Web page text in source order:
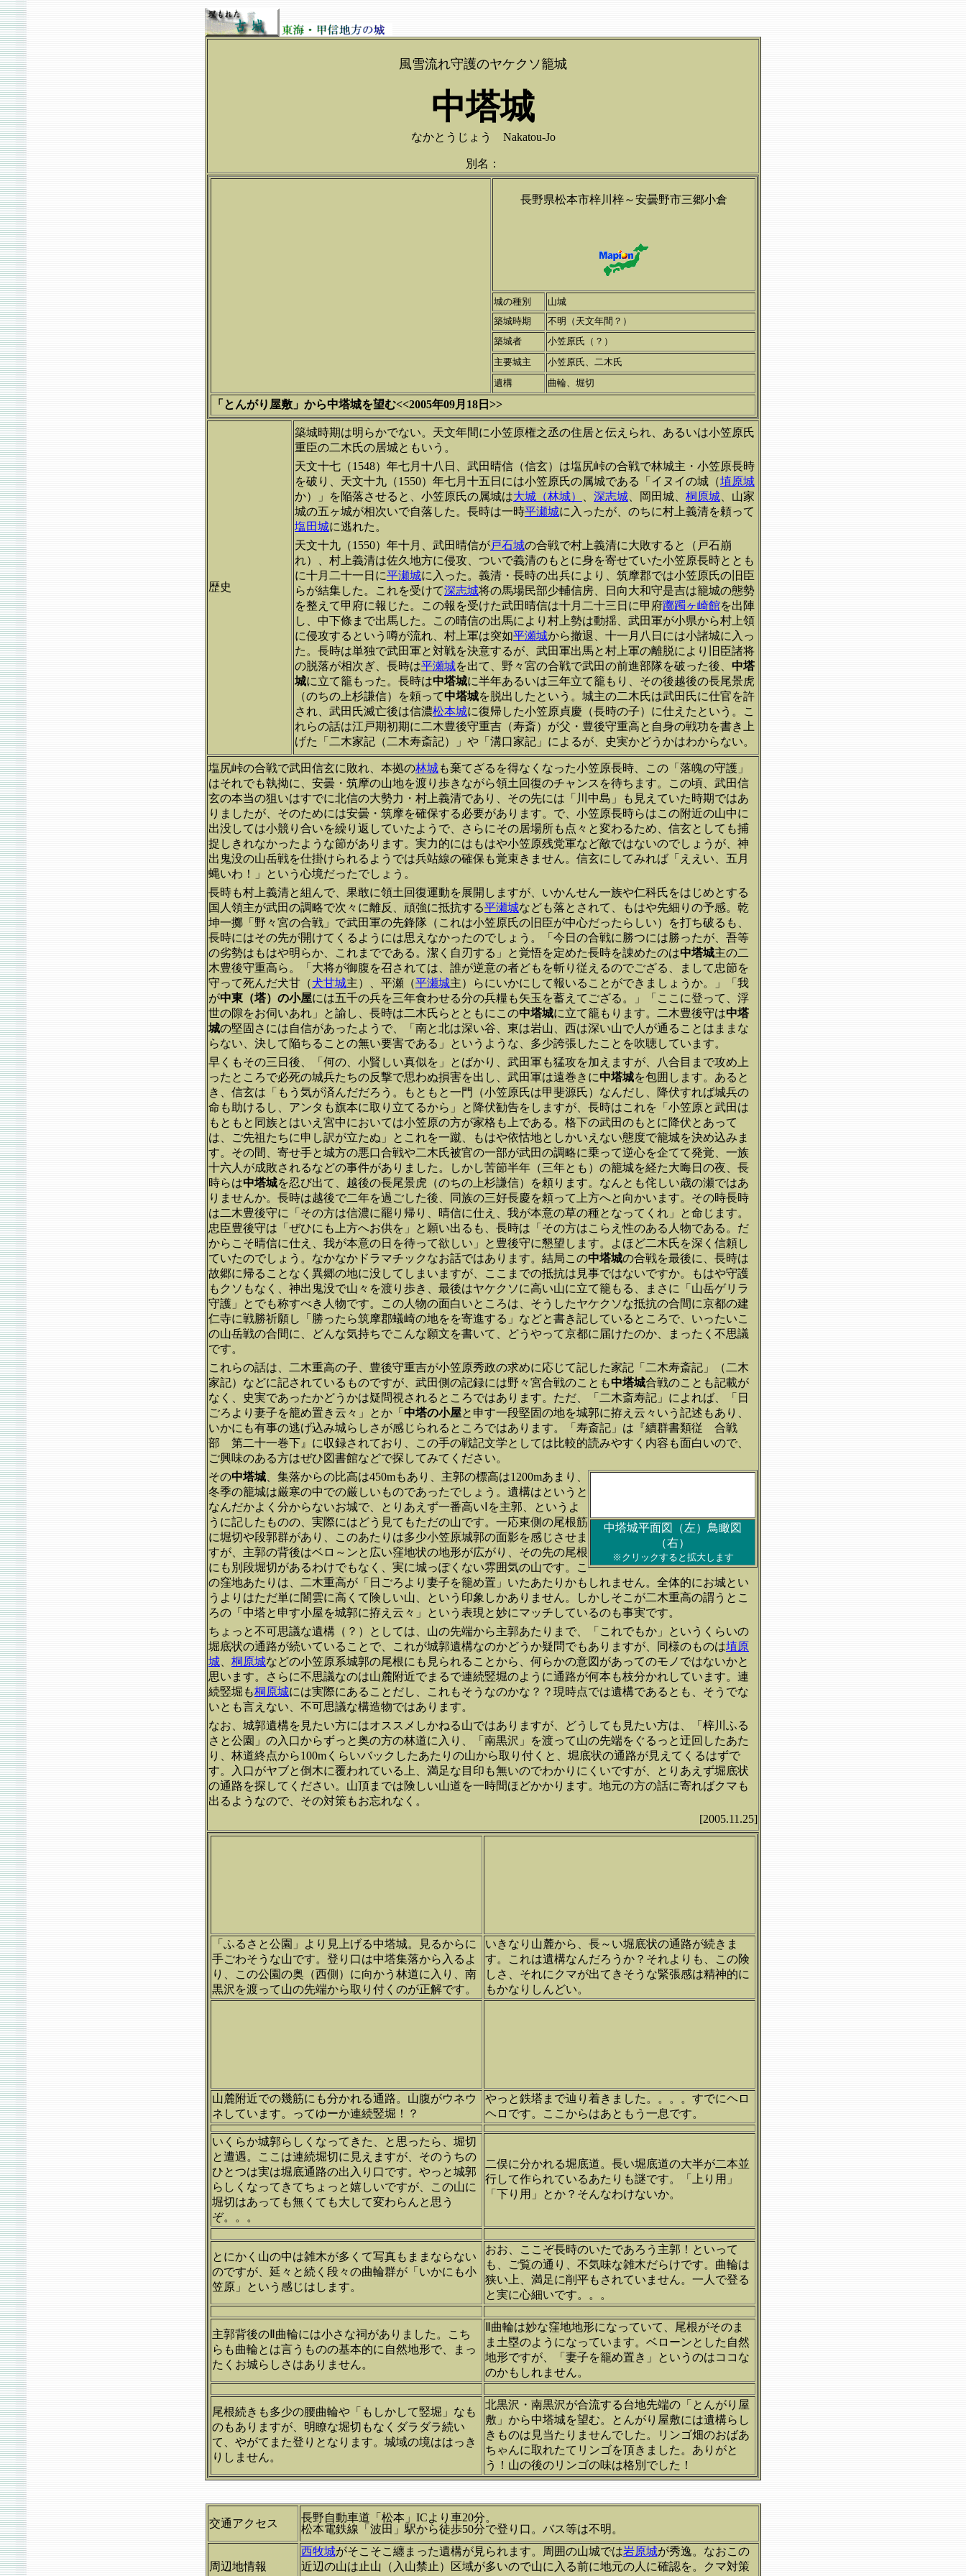
風雪流れ守護のヤケクソ籠城
中塔城
なかとうじょう Nakatou-Jo
別名：
長野県松本市梓川梓～安曇野市三郷小倉
城の種別
山城
築城時期
不明（天文年間？）
築城者
小笠原氏（？）
主要城主
小笠原氏、二木氏
遺構
曲輪、堀切
「とんがり屋敷」から中塔城を望む<<2005年09月18日>>
歴史
築城時期は明らかでない。天文年間に小笠原権之丞の住居と伝えられ、あるいは小笠原氏
重臣の二木氏の居城ともいう。
天文十七（1548）年七月十八日、武田晴信（信玄）は塩尻峠の合戦で林城主・小笠原長時
を破り、天文十九（1550）年七月十五日には小笠原氏の属城である「イヌイの城（埴原城
か）」を陥落させると、小笠原氏の属城は大城（林城） 深志城 、岡田城、 桐原城 、山家
城の五ヶ城が相次いで自落した。長時は一時平瀬城に入ったが、のちに村上義清を頼って
塩田城に逃れた。
天文十九（1550）年十月、武田晴信が戸石城の合戦で村上義清に大敗すると（戸石崩
れ）、村上義清は佐久地方に侵攻、ついで義清のもとに身を寄せていた小笠原長時ととも
に十月二十一日に平瀬城に入った。義清・長時の出兵により、筑摩郡では小笠原氏の旧臣
らが結集した。これを受けて深志城将の馬場民部少輔信房、日向大和守是吉は籠城の態勢
を整えて甲府に報じた。この報を受けた武田晴信は十月二十三日に甲府躑躅ヶ崎館を出陣
し、中下條まで出馬した。この晴信の出馬により村上勢は動揺、武田軍が小県から村上領
に侵攻するという噂が流れ、村上軍は突如平瀬城から撤退、十一月八日には小諸城に入っ
た。長時は単独で武田軍と対戦を決意するが、武田軍出馬と村上軍の離脱により旧臣諸将
の脱落が相次ぎ、長時は平瀬城を出て、野々宮の合戦で武田の前進部隊を破った後、 中塔
城に立て籠もった。長時は中塔城に半年あるいは三年立て籠もり、その後越後の長尾景虎
（のちの上杉謙信）を頼って中塔城を脱出したという。城主の二木氏は武田氏に仕官を許
され、武田氏滅亡後は信濃松本城に復帰した小笠原貞慶（長時の子）に仕えたという。こ
れらの話は江戸期初期に二木豊後守重吉（寿斎）が父・豊後守重高と自身の戦功を書き上
げた「二木家記（二木寿斎記）」や「溝口家記」によるが、史実かどうかはわからない。
塩尻峠の合戦で武田信玄に敗れ、本拠の林城も棄てざるを得なくなった小笠原長時、この「落魄の守護」
はそれでも執拗に、安曇・筑摩の山地を渡り歩きながら領土回復のチャンスを待ちます。この頃、武田信
玄の本当の狙いはすでに北信の大勢力・村上義清であり、その先には「川中島」も見えていた時期ではあ
りましたが、そのためには安曇・筑摩を確保する必要があります。で、小笠原長時らはこの附近の山中に
出没しては小競り合いを繰り返していたようで、さらにその居場所も点々と変わるため、信玄としても捕
捉しきれなかったような節があります。実力的にはもはや小笠原残党軍など敵ではないのでしょうが、神
出鬼没の山岳戦を仕掛けられるようでは兵站線の確保も覚束きません。信玄にしてみれば「ええい、五月
蝿いわ！」という心境だったでしょう。
長時も村上義清と組んで、果敢に領土回復運動を展開しますが、いかんせん一族や仁科氏をはじめとする
国人領主が武田の調略で次々に離反、頑強に抵抗する平瀬城なども落とされて、もはや先細りの予感。乾
坤一擲「野々宮の合戦」で武田軍の先鋒隊（これは小笠原氏の旧臣が中心だったらしい）を打ち破るも、
長時にはその先が開けてくるようには思えなかったのでしょう。「今日の合戦に勝つには勝ったが、吾等
の劣勢はもはや明らか、これまでである。潔く自刃する」と覚悟を定めた長時を諌めたのは中塔城主の二
木豊後守重高ら。「大将が御腹を召されては、誰が逆意の者どもを斬り従えるのでござる、まして忠節を
守って死んだ犬甘（犬甘城主）、平瀬（平瀬城主）らにいかにして報いることができましょうか。」「我
が中東（塔）の小屋には五千の兵を三年食わせる分の兵糧も矢玉を蓄えてござる。」「ここに登って、浮
世の隙をお伺いあれ」と諭し、長時は二木氏らとともにこの中塔城に立て籠もります。二木豊後守は中塔
城の堅固さには自信があったようで、「南と北は深い谷、東は岩山、西は深い山で人が通ることはままな
らない、決して陥ちることの無い要害である」というような、多少誇張したことを吹聴しています。
早くもその三日後、「何の、小賢しい真似を」とばかり、武田軍も猛攻を加えますが、八合目まで攻め上
ったところで必死の城兵たちの反撃で思わぬ損害を出し、武田軍は遠巻きに中塔城を包囲します。あると
き、信玄は「もう気が済んだだろう。もともと一門（小笠原氏は甲斐源氏）なんだし、降伏すれば城兵の
命も助けるし、アンタも旗本に取り立てるから」と降伏勧告をしますが、長時はこれを「小笠原と武田は
もともと同族とはいえ宮中においては小笠原の方が家格も上である。格下の武田のもとに降伏とあって
は、ご先祖たちに申し訳が立たぬ」とこれを一蹴、もはや依怙地としかいえない態度で籠城を決め込みま
す。その間、寄せ手と城方の悪口合戦や二木氏被官の一部が武田の調略に乗って逆心を企てて発覚、一族
十六人が成敗されるなどの事件がありました。しかし苦節半年（三年とも）の籠城を経た大晦日の夜、長
時らは中塔城を忍び出て、越後の長尾景虎（のちの上杉謙信）を頼ります。なんとも侘しい歳の瀬ではあ
りませんか。長時は越後で二年を過ごした後、同族の三好長慶を頼って上方へと向かいます。その時長時
は二木豊後守に「その方は信濃に罷り帰り、晴信に仕え、我が本意の草の種となってくれ」と命じます。
忠臣豊後守は「ぜひにも上方へお供を」と願い出るも、長時は「その方はこらえ性のある人物である。だ
からこそ晴信に仕え、我が本意の日を待って欲しい」と豊後守に懇望します。よほど二木氏を深く信頼し
ていたのでしょう。なかなかドラマチックなお話ではあります。結局この中塔城の合戦を最後に、長時は
故郷に帰ることなく異郷の地に没してしまいますが、ここまでの抵抗は見事ではないですか。もはや守護
もクソもなく、神出鬼没で山々を渡り歩き、最後はヤケクソに高い山に立て籠もる、まさに「山岳ゲリラ
守護」とでも称すべき人物です。この人物の面白いところは、そうしたヤケクソな抵抗の合間に京都の建
仁寺に戦勝祈願し「勝ったら筑摩郡蟻崎の地をを寄進する」などと書き記しているところで、いったいこ
の山岳戦の合間に、どんな気持ちでこんな願文を書いて、どうやって京都に届けたのか、まったく不思議
です。
これらの話は、二木重高の子、豊後守重吉が小笠原秀政の求めに応じて記した家記「二木寿斎記」（二木
家記）などに記されているものですが、武田側の記録には野々宮合戦のことも中塔城合戦のことも記載が
なく、史実であったかどうかは疑問視されるところではあります。ただ、「二木斎寿記」によれば、「日
ごろより妻子を籠め置き云々」とか「 中塔の小屋と申す一段堅固の地を城郭に拵え云々いう記述もあり、
いかにも有事の逃げ込み城らしさが感じられるところではあります。「寿斎記」は『續群書類従 合戦
部 第二十一巻下』に収録されており、この手の戦記文学としては比較的読みやすく内容も面白いので、
ご興味のある方はぜひ図書館などで探してみてください。
中塔城平面図（左）鳥瞰図
（右）
※クリックすると拡大します
その中塔城 、集落からの比高は450mもあり、主郭の標高は1200mあまり、
冬季の籠城は厳寒の中での厳しいものであったでしょう。遺構はというと
なんだかよく分からないお城で、とりあえず一番高いⅠを主郭、というよ
うに記したものの、実際にはどう見てもただの山です。一応東側の尾根筋
に堀切や段郭群があり、このあたりは多少小笠原城郭の面影を感じさせま
すが、主郭の背後はベロ～ンと広い窪地状の地形が広がり、その先の尾根
にも別段堀切があるわけでもなく、実に城っぽくない雰囲気の山です。こ
の窪地あたりは、二木重高が「日ごろより妻子を籠め置」いたあたりかもしれません。全体的にお城とい
うよりはただ単に闇雲に高くて険しい山、という印象しかありません。しかしそこが二木重高の謂うとこ
ろの「中塔と申す小屋を城郭に拵え云々」という表現と妙にマッチしているのも事実です。
ちょっと不可思議な遺構（？）としては、山の先端から主郭あたりまで、「これでもか」というくらいの
堀底状の通路が続いていることで、これが城郭遺構なのかどうか疑問でもありますが、同様のものは埴原
城
桐原城などの小笠原系城郭の尾根にも見られることから、何らかの意図があってのモノではないかと
思います。さらに不思議なのは山麓附近でまるで連続竪堀のように通路が何本も枝分かれしています。連
続竪堀も桐原城には実際にあることだし、これもそうなのかな？？現時点では遺構であるとも、そうでな
いとも言えない、不可思議な構造物ではあります。
なお、城郭遺構を見たい方にはオススメしかねる山ではありますが、どうしても見たい方は、「梓川ふる
さと公園」の入口からずっと奥の方の林道に入り、「南黒沢」を渡って山の先端をぐるっと迂回したあた
り、林道終点から100mくらいバックしたあたりの山から取り付くと、堀底状の通路が見えてくるはずで
す。入口がヤブと倒木に覆われている上、満足な目印も無いのでわかりにくいですが、とりあえず堀底状
の通路を探してください。山頂までは険しい山道を一時間ほどかかります。地元の方の話に寄ればクマも
出るようなので、その対策もお忘れなく。
[2005.11.25]
「ふるさと公園」より見上げる中塔城。見るからに
手ごわそうな山です。登り口は中塔集落から入るよ
り、この公園の奥（西側）に向かう林道に入り、南
黒沢を渡って山の先端から取り付くのが正解です。
いきなり山麓から、長～い堀底状の通路が続きま
す。これは遺構なんだろうか？それよりも、この険
しさ、それにクマが出てきそうな緊張感は精神的に
もかなりしんどい。
山麓附近での幾筋にも分かれる通路。山腹がウネウ
ネしています。ってゆーか連続竪堀！？
やっと鉄塔まで辿り着きました。。。。すでにヘロ
ヘロです。ここからはあともう一息です。
いくらか城郭らしくなってきた、と思ったら、堀切
と遭遇。ここは連続堀切に見えますが、そのうちの
ひとつは実は堀底通路の出入り口です。やっと城郭
らしくなってきてちょっと嬉しいですが、この山に
堀切はあっても無くても大して変わらんと思う
ぞ。。。
二俣に分かれる堀底道。長い堀底道の大半が二本並
行して作られているあたりも謎です。「上り用」
「下り用」とか？そんなわけないか。
とにかく山の中は雑木が多くて写真もままならない
のですが、延々と続く段々の曲輪群が「いかにも小
笠原」という感じはします。
おお、ここぞ長時のいたであろう主郭！といって
も、ご覧の通り、不気味な雑木だらけです。曲輪は
狭い上、満足に削平もされていません。一人で登る
と実に心細いです。。。
主郭背後のⅡ曲輪には小さな祠がありました。こち
らも曲輪とは言うものの基本的に自然地形で、まっ
たくお城らしさはありません。
Ⅱ曲輪は妙な窪地地形になっていて、尾根がそのま
ま土塁のようになっています。ベローンとした自然
地形ですが、「妻子を籠め置き」というのはココな
のかもしれません。
尾根続きも多少の腰曲輪や「もしかして竪堀」なも
のもありますが、明瞭な堀切もなくダラダラ続い
て、やがてまた登りとなります。城域の境ははっき
りしません。
北黒沢・南黒沢が合流する台地先端の「とんがり屋
敷」から中塔城を望む。とんがり屋敷には遺構らし
きものは見当たりませんでした。リンゴ畑のおばあ
ちゃんに取れたてリンゴを頂きました。ありがと
う！山の後のリンゴの味は格別でした！
交通アクセス
長野自動車道「松本」ICより車20分。
松本電鉄線「波田」駅から徒歩50分で登り口。バス等は不明。
周辺地情報
西牧城がそこそこ纏まった遺構が見られます。周囲の山城では岩原城が秀逸。なおこの
近辺の山は止山（入山禁止）区域が多いので山に入る前に地元の人に確認を。クマ対策